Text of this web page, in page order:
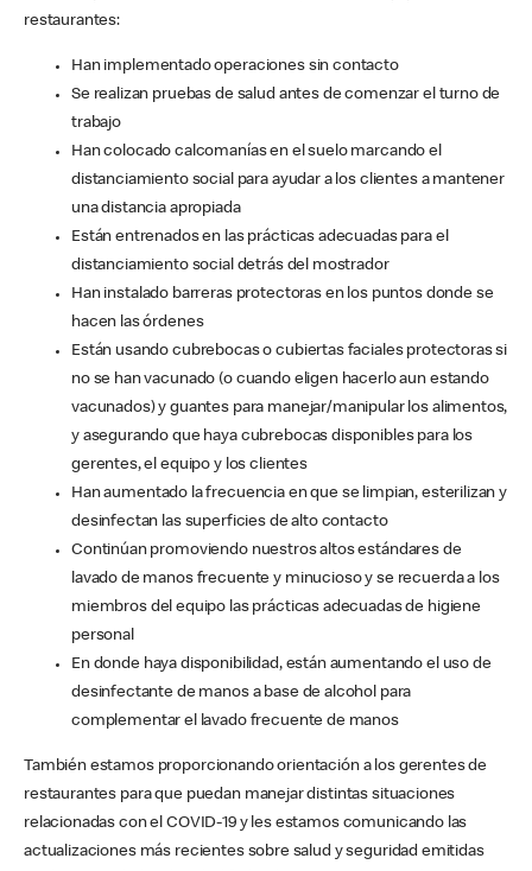
restaurantes:
Han implementado operaciones sin contacto
Se realizan pruebas de salud antes de comenzar el turno de
trabajo
Han colocado calcomanías en el suelo marcando el
distanciamiento social para ayudar a los clientes a mantener
una distancia apropiada
Están entrenados en las prácticas adecuadas para el
distanciamiento social detrás del mostrador
Han instalado barreras protectoras en los puntos donde se
hacen las órdenes
Están usando cubrebocas o cubiertas faciales protectoras si
no se han vacunado (o cuando eligen hacerlo aun estando
vacunados) y guantes para manejar/manipular los alimentos,
y asegurando que haya cubrebocas disponibles para los
gerentes, el equipo y los clientes
Han aumentado la frecuencia en que se limpian, esterilizan y
desinfectan las superficies de alto contacto
Continúan promoviendo nuestros altos estándares de
lavado de manos frecuente y minucioso y se recuerda a los
miembros del equipo las prácticas adecuadas de higiene
personal
En donde haya disponibilidad, están aumentando el uso de
desinfectante de manos a base de alcohol para
complementar el lavado frecuente de manos
También estamos proporcionando orientación a los gerentes de
restaurantes para que puedan manejar distintas situaciones
relacionadas con el COVID-19 y les estamos comunicando las
actualizaciones más recientes sobre salud y seguridad emitidas